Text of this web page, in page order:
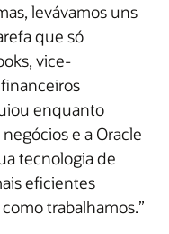
levávamos uns
que só
vice-
enquanto
e a Oracle
tecnologia de
eficientes
trabalhamos.”